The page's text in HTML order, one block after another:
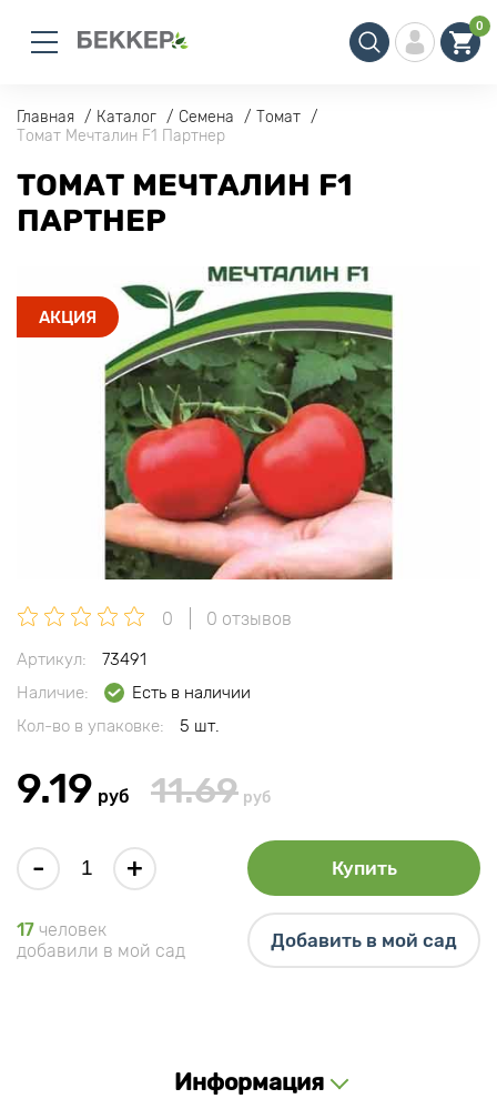
0
Главная Каталог Семена
Томат
Томат Мечталин F1 Партнер
ТОМАТ МЕЧТАЛИН F1
ПАРТНЕР
АКЦИЯ
0 0 отзывов
Артикул:
73491
Наличие:
Есть в наличии
Кол-во в упаковке:
5 шт.
9.19 руб 11.69 руб
- + Купить
17 человек
добавили в мой сад
Добавить в мой сад
Информация